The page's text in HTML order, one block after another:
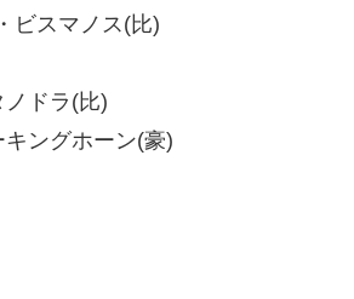
スマノス(比)
ドラ(比)
ングホーン(豪)